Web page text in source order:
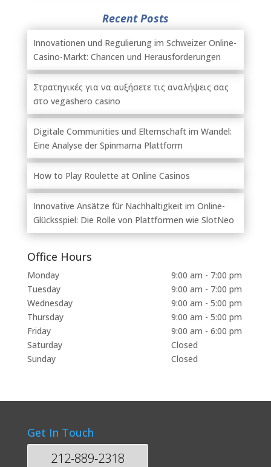
Recent Posts
Innovationen und Regulierung im Schweizer Online-
Casino-Markt: Chancen und Herausforderungen
Στρατηγικές για να αυξήσετε τις αναλήψεις σας
στο vegashero casino
Digitale Communities und Elternschaft im Wandel:
Eine Analyse der Spinmama Plattform
How to Play Roulette at Online Casinos
Innovative Ansätze für Nachhaltigkeit im Online-
Glücksspiel: Die Rolle von Plattformen wie SlotNeo
Office Hours
Monday
9:00 am - 7:00 pm
Tuesday
9:00 am - 7:00 pm
Wednesday
9:00 am - 5:00 pm
Thursday
9:00 am - 5:00 pm
Friday
9:00 am - 6:00 pm
Saturday
Closed
Sunday
Closed
Get In Touch
212-889-2318